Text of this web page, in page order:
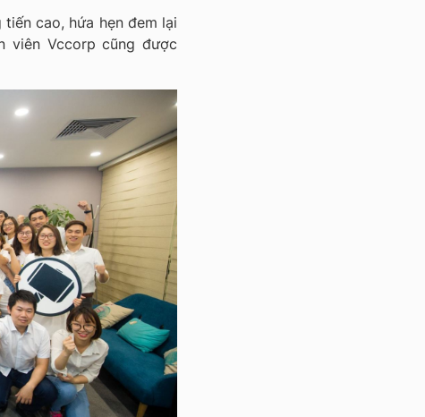
cao, hứa hẹn đem lại
viên Vccorp cũng được